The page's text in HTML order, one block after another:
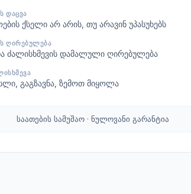
ᲓᲐᲪᲕᲐ
ქსელი არ არის, თუ არავინ უპასუხებს
ᲦᲘᲠᲔᲑᲣᲚᲔᲑᲐ
ძალისხმევის დამალული ღირებულება
გაგზავნა, ზემოთ მიყოლა
საათების სამუშაო · ნულოვანი გარანტია